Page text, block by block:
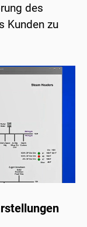
des
Kunden zu